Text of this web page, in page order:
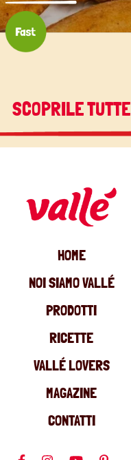
SCOPRILE TUTTE
HOME
NOI SIAMO VALLÉ
PRODOTTI
RICETTE
VALLÉ LOVERS
MAGAZINE
CONTATTI